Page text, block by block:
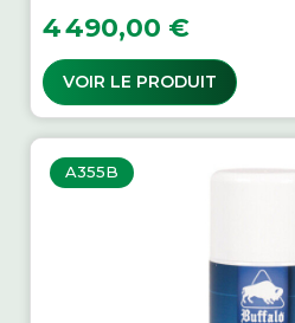
Prix
4 490,00 €
VOIR LE PRODUIT
A355B